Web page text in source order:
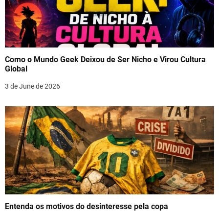
Como o Mundo Geek Deixou de Ser Nicho e Virou Cultura
Global
3 de June de 2026
Entenda os motivos do desinteresse pela copa